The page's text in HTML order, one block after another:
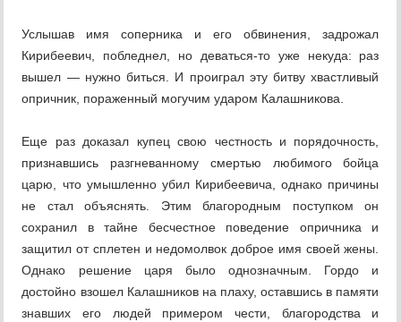
Услышав имя соперника и его обвинения, задрожал
Кирибеевич, побледнел, но деваться-то уже некуда: раз
вышел — нужно биться. И проиграл эту битву хвастливый
опричник, пораженный могучим ударом Калашникова.
Еще раз доказал купец свою честность и порядочность,
признавшись разгневанному смертью любимого бойца
царю, что умышленно убил Кирибеевича, однако причины
не стал объяснять. Этим благородным поступком он
сохранил в тайне бесчестное поведение опричника и
защитил от сплетен и недомолвок доброе имя своей жены.
Однако решение царя было однозначным. Гордо и
достойно взошел Калашников на плаху, оставшись в памяти
знавших его людей примером чести, благородства и